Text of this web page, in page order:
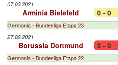
07.03.2021
Arminia Bielefeld 0 - 0
Germania - Bundesliga Etapa 23
27.02.2021
Borussia Dortmund 3 - 0
Germania - Bundesliga Etapa 22